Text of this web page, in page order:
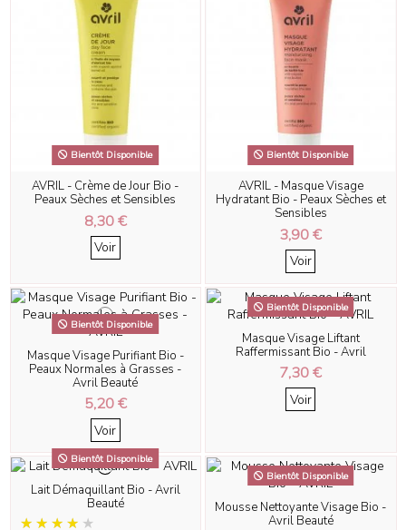
Bientôt Disponible
AVRIL - Crème de Jour Bio -
Peaux Sèches et Sensibles
8,30 €
Voir
Bientôt Disponible
AVRIL - Masque Visage
Hydratant Bio - Peaux Sèches et
Sensibles
3,90 €
Voir
Bientôt Disponible
Masque Visage Purifiant Bio -
Peaux Normales à Grasses -
Avril Beauté
5,20 €
Voir
Bientôt Disponible
Masque Visage Liftant
Raffermissant Bio - Avril
7,30 €
Voir
Bientôt Disponible
Lait Démaquillant Bio - Avril
Beauté
Bientôt Disponible
Mousse Nettoyante Visage Bio -
Avril Beauté